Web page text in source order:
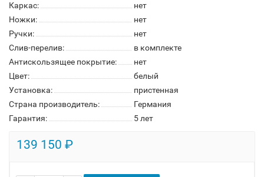
Каркас:
нет
Ножки:
нет
Ручки:
нет
Слив-перелив:
в комплекте
Антискользящее покрытие:
нет
Цвет:
белый
Установка:
пристенная
Страна производитель:
Германия
Гарантия:
5 лет
139 150 ₽